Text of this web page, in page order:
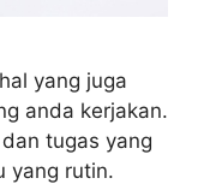
yang juga
anda kerjakan.
tugas yang
yang rutin.